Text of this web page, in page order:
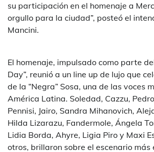
su participación en el homenaje a
orgullo para la ciudad”, posteó el
Mancini.
El homenaje, impulsado como parte
Day”, reunió a un line up de lujo que
de la “Negra” Sosa, una de las voces
América Latina. Soledad, Cazzu,
Pennisi, Jairo, Sandra Mihanovich,
Hilda Lizarazu, Fandermole, Ángela
Lidia Borda, Ahyre, Ligia Piro y Maxi
otros, brillaron sobre el escenario más